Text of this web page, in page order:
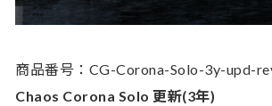
商品番号：CG-Corona-Solo-3y-upd-
Chaos Corona Solo 更新(3年)